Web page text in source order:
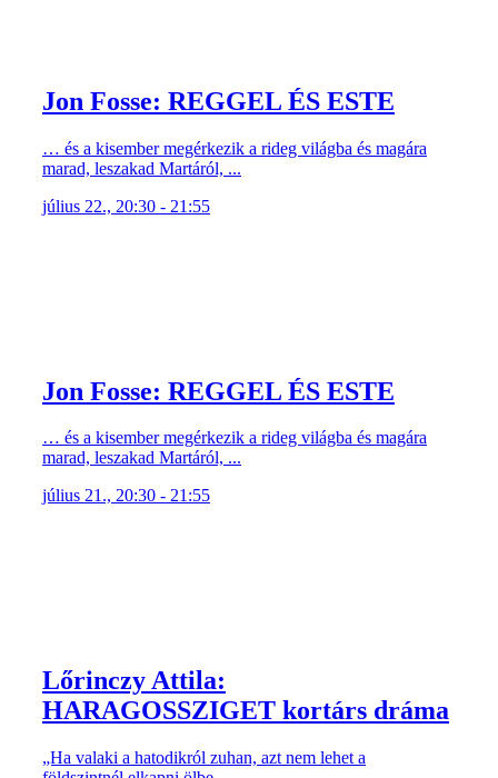
Jon Fosse: REGGEL ÉS ESTE
… és a kisember megérkezik a rideg világba és magára
marad, leszakad Martáról, ...
július 22., 20:30 - 21:55
Jon Fosse: REGGEL ÉS ESTE
… és a kisember megérkezik a rideg világba és magára
marad, leszakad Martáról, ...
július 21., 20:30 - 21:55
Lőrinczy Attila:
HARAGOSSZIGET kortárs dráma
„Ha valaki a hatodikról zuhan, azt nem lehet a